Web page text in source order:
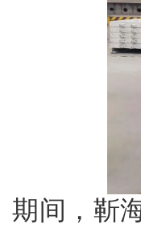
期间，靳